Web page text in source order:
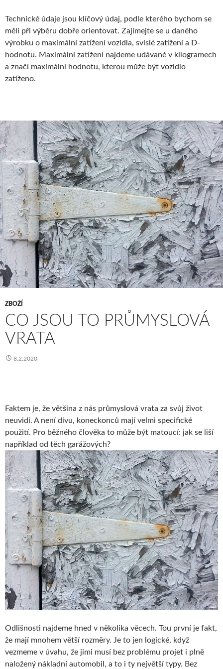
Technické údaje jsou klíčový údaj, podle kterého bychom se
měli při výběru dobře orientovat. Zajímejte se u daného
výrobku o maximální zatížení vozidla, svislé zatížení a D-
hodnotu. Maximální zatížení najdeme udávané v kilogramech
a značí maximální hodnotu, kterou může být vozidlo
zatíženo.
ZBOŽÍ
CO JSOU TO PRŮMYSLOVÁ
VRATA
8.2.2020
Faktem je, že většina z nás průmyslová vrata za svůj život
neuvidí. A není divu, koneckonců mají velmi specifické
použití. Pro běžného člověka to může být matoucí: jak se liší
například od těch garážových?
Odlišnosti najdeme hned v několika věcech. Tou první je fakt,
že mají mnohem větší rozměry. Je to jen logické, když
vezmeme v úvahu, že jimi musí bez problému projet i plně
naložený nákladní automobil, a to i ty největší typy. Bez